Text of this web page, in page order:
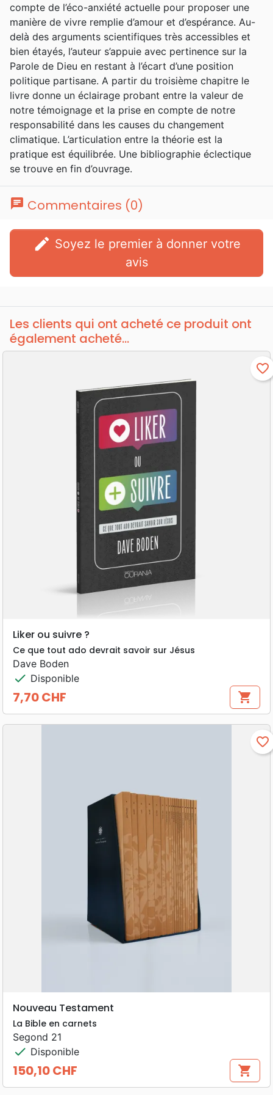
compte de l’éco-anxiété actuelle pour proposer une
manière de vivre remplie d’amour et d’espérance. Au-
delà des arguments scientifiques très accessibles et
bien étayés, l’auteur s’appuie avec pertinence sur la
Parole de Dieu en restant à l’écart d’une position
politique partisane. A partir du troisième chapitre le
livre donne un éclairage probant entre la valeur de
notre témoignage et la prise en compte de notre
responsabilité dans les causes du changement
climatique. L’articulation entre la théorie est la
pratique est équilibrée. Une bibliographie éclectique
se trouve en fin d’ouvrage.
chat Commentaires (0)
edit
avis
Les clients qui ont acheté ce produit ont
également acheté...
favorite_border
Liker ou suivre ?
Ce que tout ado devrait savoir sur Jésus
Dave Boden
check Disponible
Prix
7,70 CHF shopping_cart
favorite_border
Nouveau Testament
La Bible en carnets
Segond 21
check Disponible
Prix
150,10 CHF shopping_cart